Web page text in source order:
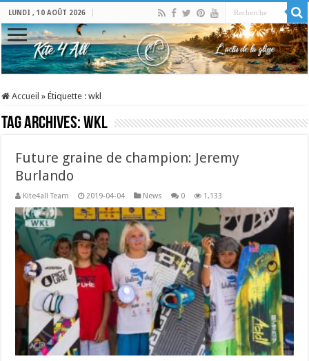
LUNDI , 10 AOÛT 2026
Accueil » Étiquette :wkl
Tag Archives:wkl
Future graine de champion: Jeremy
Burlando
Kite4all Team 2019-04-04 News 0 1,133